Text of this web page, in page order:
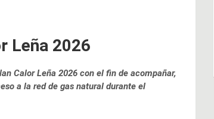
Leña 2026
Calor Leña 2026 con el fin de acompañar,
a la red de gas natural durante el